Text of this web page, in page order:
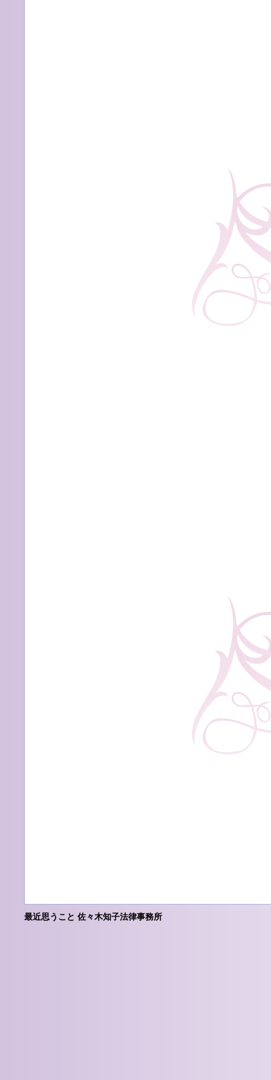
最近思うこと 佐々木知子法律事務所